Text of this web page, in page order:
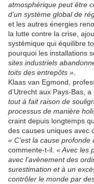
atmosphérique peut être
d’un système global de
et les autres énergies
la lutte contre la crise,
systémique qui équilibre
pourquoi les installations
sites industriels
toits des entrepôts ».
Klaas van Egmond,
d’Utrecht aux Pays-Bas,
tout à fait raison de
processus de manière
craint depuis longtemps
des causes uniques avec
« C’est la cause
commente-t-il. « Avec les
avec l'avènement des
surestimation et à un
contrôler le monde par